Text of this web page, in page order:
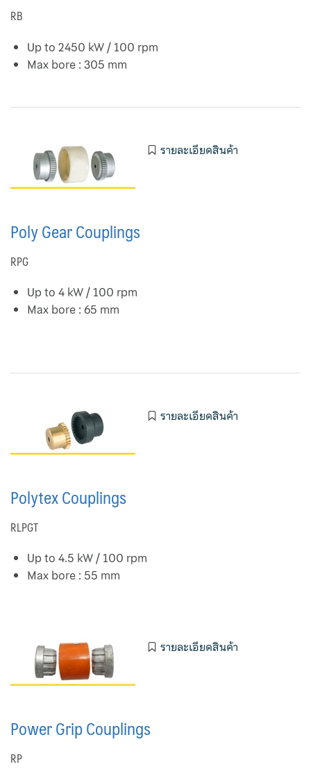
Remote Control System for Cargo and Ballast Line
Y- Strainer
RB
Up to 2450 kW / 100 rpm
Max bore : 305 mm
รายละเอียดสินค้า
Poly Gear Couplings
RPG
Up to 4 kW / 100 rpm
Max bore : 65 mm
รายละเอียดสินค้า
Polytex Couplings
RLPGT
Up to 4.5 kW / 100 rpm
Max bore : 55 mm
รายละเอียดสินค้า
Power Grip Couplings
RP